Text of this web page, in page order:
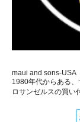
maui and sons-USA
1980年代からある
ロサンゼルスの買い